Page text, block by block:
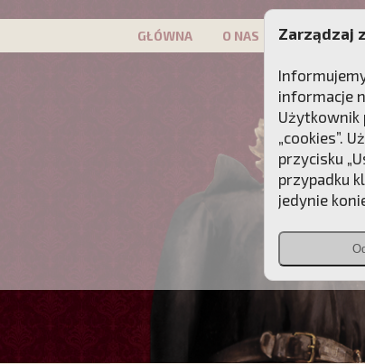
GŁÓWNA O NAS PATRON
Zarządzaj
informacje
Użytkownik
„cookies”.
przycisku
przypadku
jedynie